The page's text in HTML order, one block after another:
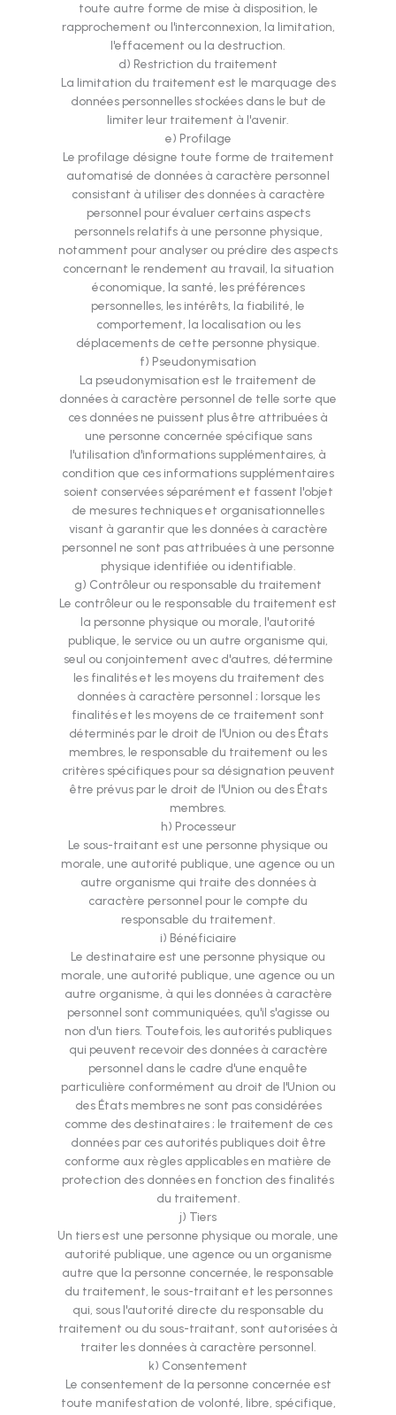
toute autre forme de mise à disposition, le
rapprochement ou l'interconnexion, la limitation,
l'effacement ou la destruction.
d) Restriction du traitement
La limitation du traitement est le marquage des
données personnelles stockées dans le but de
limiter leur traitement à l'avenir.
e) Profilage
Le profilage désigne toute forme de traitement
automatisé de données à caractère personnel
consistant à utiliser des données à caractère
personnel pour évaluer certains aspects
personnels relatifs à une personne physique,
notamment pour analyser ou prédire des aspects
concernant le rendement au travail, la situation
économique, la santé, les préférences
personnelles, les intérêts, la fiabilité, le
comportement, la localisation ou les
déplacements de cette personne physique.
f) Pseudonymisation
La pseudonymisation est le traitement de
données à caractère personnel de telle sorte que
ces données ne puissent plus être attribuées à
une personne concernée spécifique sans
l'utilisation d'informations supplémentaires, à
condition que ces informations supplémentaires
soient conservées séparément et fassent l'objet
de mesures techniques et organisationnelles
visant à garantir que les données à caractère
personnel ne sont pas attribuées à une personne
physique identifiée ou identifiable.
g) Contrôleur ou responsable du traitement
Le contrôleur ou le responsable du traitement est
la personne physique ou morale, l'autorité
publique, le service ou un autre organisme qui,
seul ou conjointement avec d'autres, détermine
les finalités et les moyens du traitement des
données à caractère personnel ; lorsque les
finalités et les moyens de ce traitement sont
déterminés par le droit de l'Union ou des États
membres, le responsable du traitement ou les
critères spécifiques pour sa désignation peuvent
être prévus par le droit de l'Union ou des États
membres.
h) Processeur
Le sous-traitant est une personne physique ou
morale, une autorité publique, une agence ou un
autre organisme qui traite des données à
caractère personnel pour le compte du
responsable du traitement.
i) Bénéficiaire
Le destinataire est une personne physique ou
morale, une autorité publique, une agence ou un
autre organisme, à qui les données à caractère
personnel sont communiquées, qu'il s'agisse ou
non d'un tiers. Toutefois, les autorités publiques
qui peuvent recevoir des données à caractère
personnel dans le cadre d'une enquête
particulière conformément au droit de l'Union ou
des États membres ne sont pas considérées
comme des destinataires ; le traitement de ces
données par ces autorités publiques doit être
conforme aux règles applicables en matière de
protection des données en fonction des finalités
du traitement.
j) Tiers
Un tiers est une personne physique ou morale, une
autorité publique, une agence ou un organisme
autre que la personne concernée, le responsable
du traitement, le sous-traitant et les personnes
qui, sous l'autorité directe du responsable du
traitement ou du sous-traitant, sont autorisées à
traiter les données à caractère personnel.
k) Consentement
Le consentement de la personne concernée est
toute manifestation de volonté, libre, spécifique,